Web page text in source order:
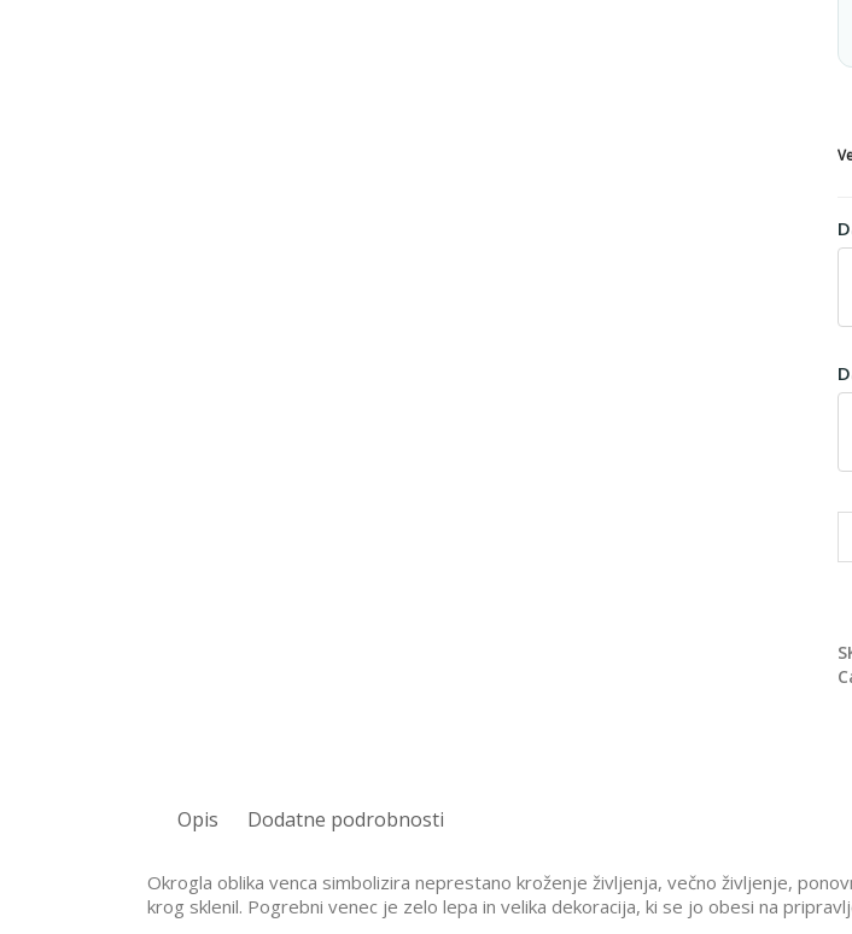
Opis Dodatne podrobnosti
Okrogla oblika venca simbolizira neprestano kroženje življenja, večno življenje,
krog sklenil. Pogrebni venec je zelo lepa in velika dekoracija, ki se jo obesi na